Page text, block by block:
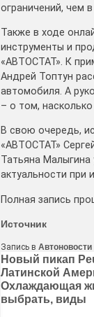
ограничений, чем
Также в ходе
инструменты и
«АВТОСТАТ». К
Андрей Топтун
автомобиля. А
– о том,
В свою очередь,
«АВТОСТАТ»
Татьяна
актуальности при
Полная запись
Источник
Запись в Автоновости
Навигация
по
записям
Новый пикап
Латинской
Охлаждающая
выбрать, виды